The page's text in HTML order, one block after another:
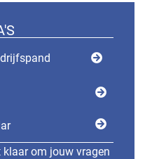
om jouw vragen